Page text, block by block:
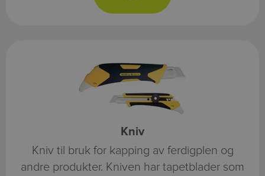
Kniv
Kniv til bruk for kapping av ferdigplen og
andre produkter. Kniven har tapetblader som